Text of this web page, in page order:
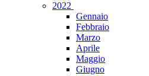
2022
Gennaio
Febbraio
Marzo
Aprile
Maggio
Giugno